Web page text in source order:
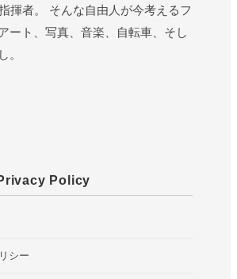
揮者。 そんな自由人が今考えるフ
ート、写真、音楽、自転車、そし
。
Policy
シー